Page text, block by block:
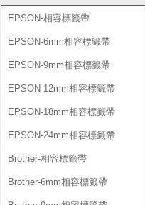
EPSON-相容標籤帶
EPSON-6mm相容標籤帶
EPSON-9mm相容標籤帶
EPSON-12mm相容標籤帶
EPSON-18mm相容標籤帶
EPSON-24mm相容標籤帶
Brother-相容標籤帶
Brother-6mm相容標籤帶